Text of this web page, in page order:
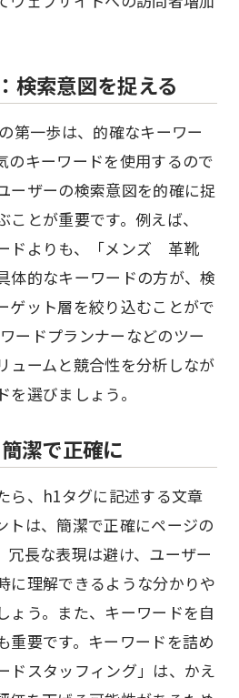
検索意図を捉える
第一歩は、的確なキーワー
のキーワードを使用するので
ーザーの検索意図を的確に捉
とが重要です。例えば、
ードよりも、「メンズ 革靴
体的なキーワードの方が、検
ゲット層を絞り込むことがで
ードプランナーなどのツー
ュームと競合性を分析しなが
選びましょう。
潔で正確に
ら、h1タグに記述する文章
トは、簡潔で正確にページの
冗長な表現は避け、ユーザー
に理解できるような分かりや
ょう。また、キーワードを自
重要です。キーワードを詰め
ドスタッフィング」は、かえ